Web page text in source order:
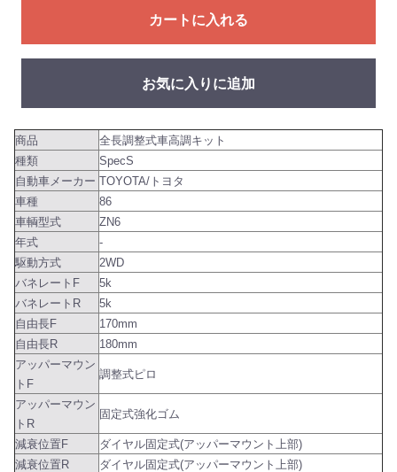
カートに入れる
お気に入りに追加
商品
全長調整式車高調キット
種類
SpecS
自動車メーカー TOYOTA/トヨタ
車種
86
車輌型式
ZN6
年式
-
駆動方式
2WD
バネレートF
5k
バネレートR
5k
自由長F
170mm
自由長R
180mm
アッパーマウン
トF
調整式ピロ
アッパーマウン
トR
固定式強化ゴム
減衰位置F
ダイヤル固定式(アッパーマウント上部)
減衰位置R
ダイヤル固定式(アッパーマウント上部)